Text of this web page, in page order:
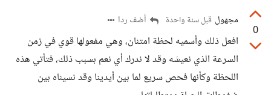
0
مجهول قبل سنة واحدة أضف ردا
افعل ذلك وأسميه لحظة امتنان، وهي مفعولها قوي في زمن
السرعة الذي نعيشه وقد لا ندرك أي نعم بسبب ذلك، فتأتي هذه
اللحظة وكأنها فحص سريع لما بين أيدينا وقد نسيناه بين